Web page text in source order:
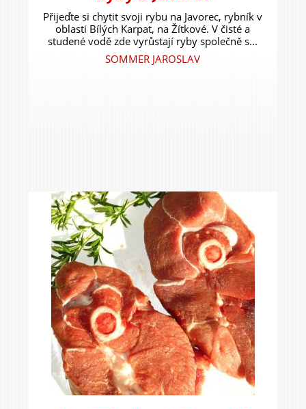
Přijeďte si chytit svoji rybu na Javorec, rybník v
oblasti Bílých Karpat, na Žítkové. V čisté a
studené vodě zde vyrůstají ryby společně s...
SOMMER JAROSLAV